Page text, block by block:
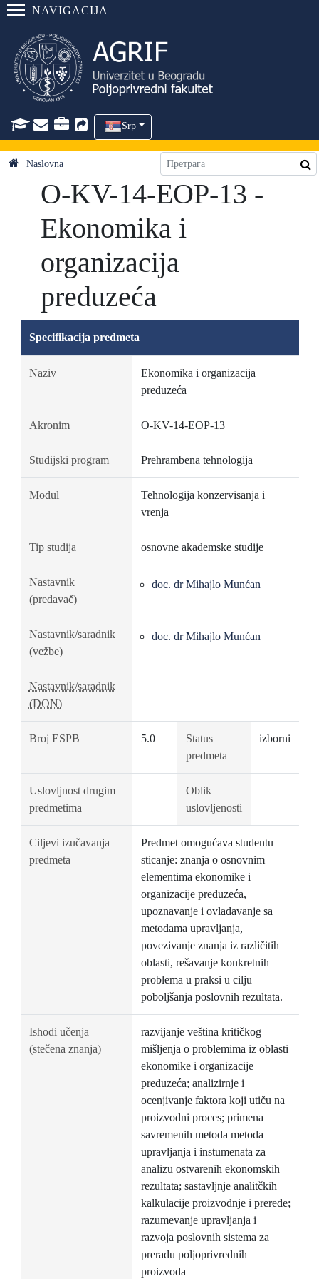
NAVIGACIJA
Srp
Naslovna
O-KV-14-EOP-13 -
Ekonomika i
organizacija
preduzeća
Specifikacija predmeta
Naziv
Ekonomika i organizacija
preduzeća
Akronim O-KV-14-EOP-13
Studijski program Prehrambena tehnologija
Modul
Tehnologija konzervisanja i
vrenja
Tip studija osnovne akademske studije
Nastavnik
(predavač)
doc. dr Mihajlo Munćan
Nastavnik/saradnik
(vežbe)
doc. dr Mihajlo Munćan
Nastavnik/saradnik
(DON)
Broj ESPB 5.0
Status
predmeta
izborni
Uslovljnost drugim
predmetima
Oblik
uslovljenosti
Ciljevi izučavanja
predmeta
Predmet omogućava studentu
sticanje: znanja o osnovnim
elementima ekonomike i
organizacije preduzeća,
upoznavanje i ovladavanje sa
metodama upravljanja,
povezivanje znanja iz različitih
oblasti, rešavanje konkretnih
problema u praksi u cilju
poboljšanja poslovnih rezultata.
Ishodi učenja
(stečena znanja)
razvijanje veština kritičkog
mišljenja o problemima iz oblasti
ekonomike i organizacije
preduzeća; analizirnje i
ocenjivanje faktora koji utiču na
proizvodni proces; primena
savremenih metoda metoda
upravljanja i instumenata za
analizu ostvarenih ekonomskih
rezultata; sastavljnje analitčkih
kalkulacije proizvodnje i prerede;
razumevanje upravljanja i
razvoja poslovnih sistema za
preradu poljoprivrednih
proizvoda